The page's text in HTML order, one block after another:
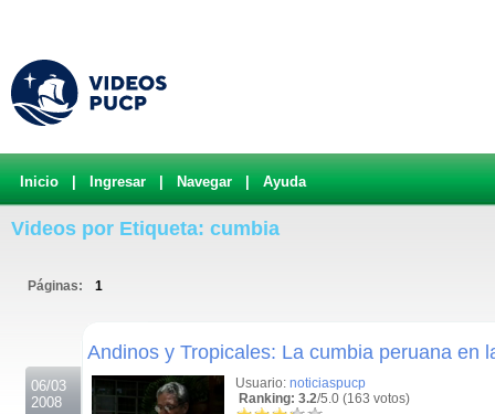
Inicio Ingresar Navegar Ayuda
Videos por Etiqueta: cumbia
Páginas: 1
06/03
2008
Andinos y Tropicales: La cumbia peruana en
Usuario: noticiaspucp
Ranking: 3.2/5.0 (163 votos)